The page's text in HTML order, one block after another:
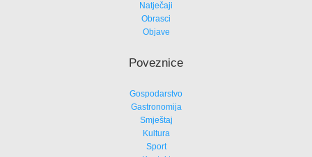
Natječaji
Obrasci
Objave
Poveznice
Gospodarstvo
Gastronomija
Smještaj
Kultura
Sport